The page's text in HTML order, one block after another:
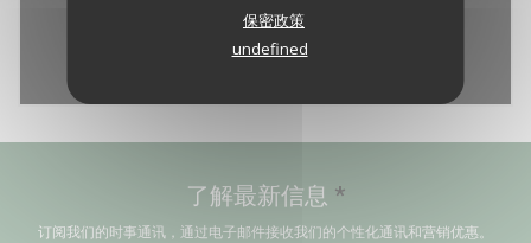
保密政策
undefined
了解最新信息 *
订阅我们的时事通讯，通过电子邮件接收我们的个性化通讯和营销优惠。